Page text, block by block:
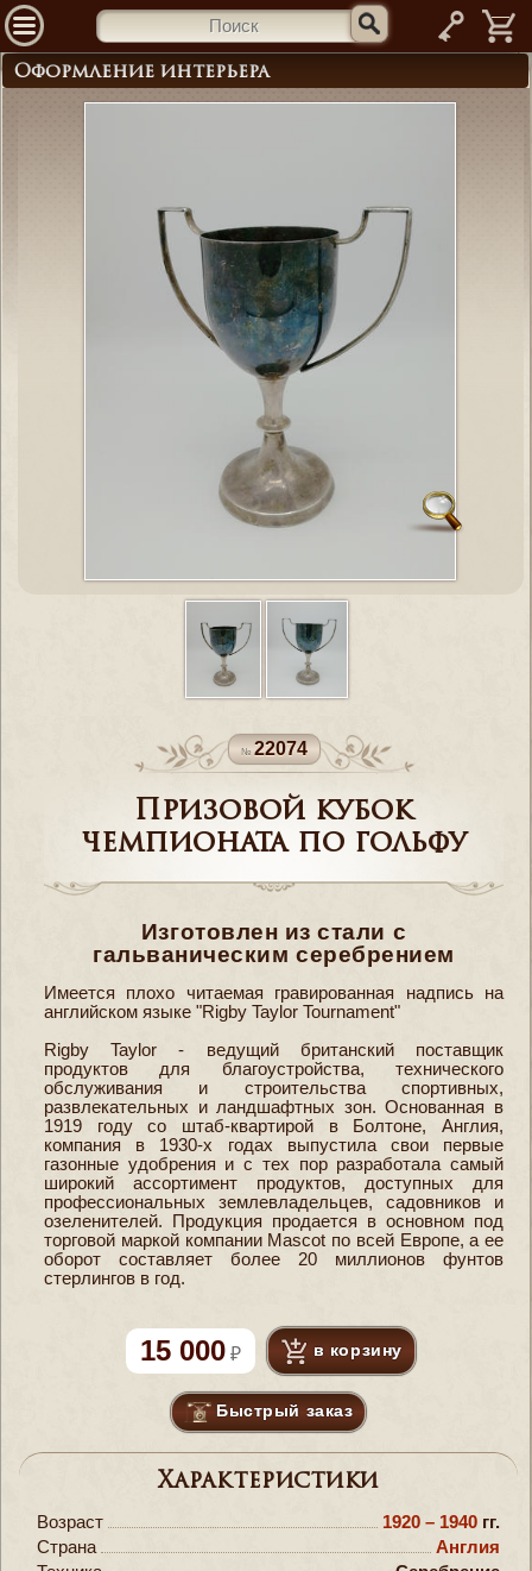
—
Оформление интерьера
22074
Призовой кубок
чемпионата по гольфу
Изготовлен из стали с
гальваническим серебрением
Имеется плохо читаемая гравированная надпись на
английском языке "Rigby Taylor Tournament"
Rigby Taylor - ведущий британский поставщик
продуктов для благоустройства, технического
обслуживания и строительства спортивных,
развлекательных и ландшафтных зон. Основанная в
1919 году со штаб-квартирой в Болтоне, Англия,
компания в 1930-х годах выпустила свои первые
газонные удобрения и с тех пор разработала самый
широкий ассортимент продуктов, доступных для
профессиональных землевладельцев, садовников и
озеленителей. Продукция продается в основном под
торговой маркой компании Mascot по всей Европе, а ее
оборот составляет более 20 миллионов фунтов
стерлингов в год.
15 000 в корзину
Быстрый заказ
Характеристики
Возраст 1920 – 1940 гг.
Страна
Англия